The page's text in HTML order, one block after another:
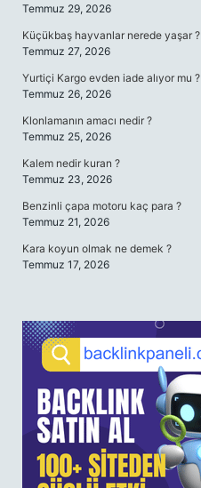
Temmuz 29, 2026
Küçükbaş hayvanlar nerede yaşar ?
Temmuz 27, 2026
Yurtiçi Kargo evden iade alıyor mu ?
Temmuz 26, 2026
Klonlamanın amacı nedir ?
Temmuz 25, 2026
Kalem nedir kuran ?
Temmuz 23, 2026
Benzinli çapa motoru kaç para ?
Temmuz 21, 2026
Kara koyun olmak ne demek ?
Temmuz 17, 2026